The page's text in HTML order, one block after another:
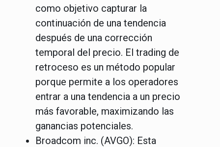
como objetivo capturar la
continuación de una tendencia
después de una corrección
temporal del precio. El trading de
retroceso es un método popular
porque permite a los operadores
entrar a una tendencia a un precio
más favorable, maximizando las
ganancias potenciales.
Broadcom inc. (AVGO): Esta